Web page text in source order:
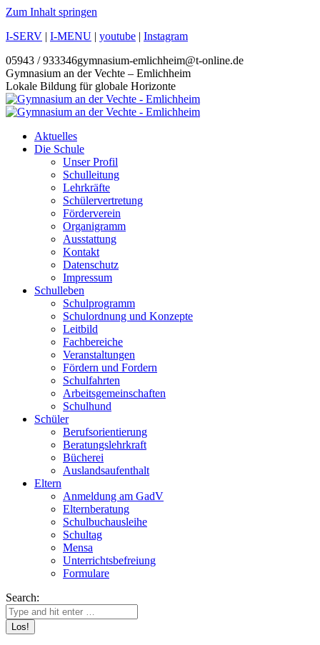
Zum Inhalt springen
I-SERV | I-MENU | youtube | Instagram
05943 / 933346gymnasium-emlichheim@t-online.de
Gymnasium an der Vechte – Emlichheim
Lokale Bildung für globale Horizonte
Aktuelles
Die Schule
Unser Profil
Schulleitung
Lehrkräfte
Schülervertretung
Förderverein
Organigramm
Ausstattung
Kontakt
Datenschutz
Impressum
Schulleben
Schulprogramm
Schulordnung und Konzepte
Leitbild
Fachbereiche
Veranstaltungen
Fördern und Fordern
Schulfahrten
Arbeitsgemeinschaften
Schulhund
Schüler
Berufsorientierung
Beratungslehrkraft
Bücherei
Auslandsaufenthalt
Eltern
Anmeldung am GadV
Elternberatung
Schulbuchausleihe
Schultag
Mensa
Unterrichtsbefreiung
Formulare
Search: